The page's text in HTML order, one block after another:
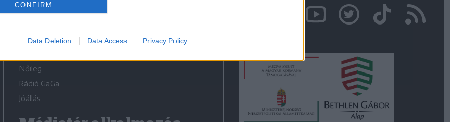
CONFIRM
Data Deletion Data Access Privacy Policy
Krónika
Bihari Napló
Erdélyi Napló
Nőileg
Rádió GaGa
Jóállás